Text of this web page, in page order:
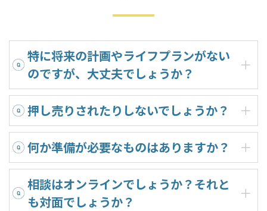
特に将来の計画やライフプランがない
のですが、大丈夫でしょうか？
押し売りされたりしないでしょうか？
何か準備が必要なものはありますか？
相談はオンラインでしょうか？それと
も対面でしょうか？